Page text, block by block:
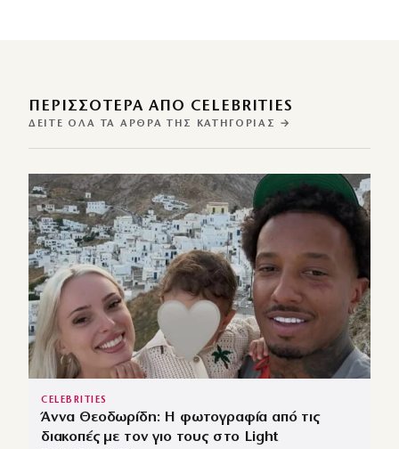
ΠΕΡΙΣΣΌΤΕΡΑ ΑΠΌ CELEBRITIES
ΔΕΊΤΕ ΌΛΑ ΤΑ ΆΡΘΡΑ ΤΗΣ ΚΑΤΗΓΟΡΊΑΣ →
CELEBRITIES
Άννα Θεοδωρίδη: Η φωτογραφία από τις
διακοπές με τον γιο τους στο Light